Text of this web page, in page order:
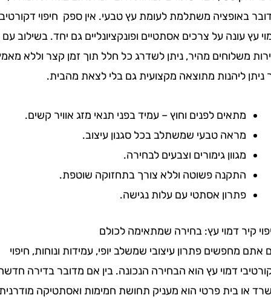
משתלמת לעומת עץ טבעי. אין ספק חיפוי דקורטיבי
עונה על צרכים אסתטיים ופונקציונליים גם יחד. בשילוב עם
מהיר, ניתן לשדרג כל חלל תוך זמן קצר וללא מאמץ.
ליהנות מתוצאה מקצועית גם בלי לצאת מהבית.
מתאים לפנים וחוץ – עמיד בפני תנאי מזג אוויר קשים.
מראה טבעי שמשתלב בכל סגנון עיצוב.
מגוון גימורים וצבעים לבחירה.
התקנה פשוטה וללא צורך בתחזוקה שוטפת.
פתרון אסתטי עם עלות נגישה.
דמוי עץ: בחירה שמתאימה לכולם
פתרון עיצובי שמשלב יופי, עמידות ונוחות, חיפוי
דמוי עץ הוא הבחירה הנכונה. בין אם מדובר בדירה חדשה,
בית פרטי הוא מעניק תחושת חמימות ואסתטיקה מודרנית.